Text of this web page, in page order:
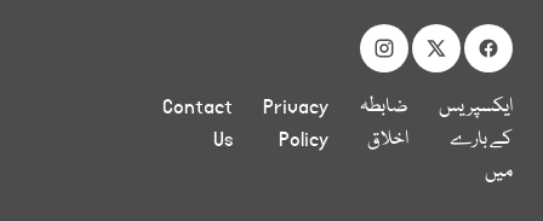
ایکسپریس
کے بارے
میں
ضابطہ
اخلاق
Privacy
Policy
Contact
Us